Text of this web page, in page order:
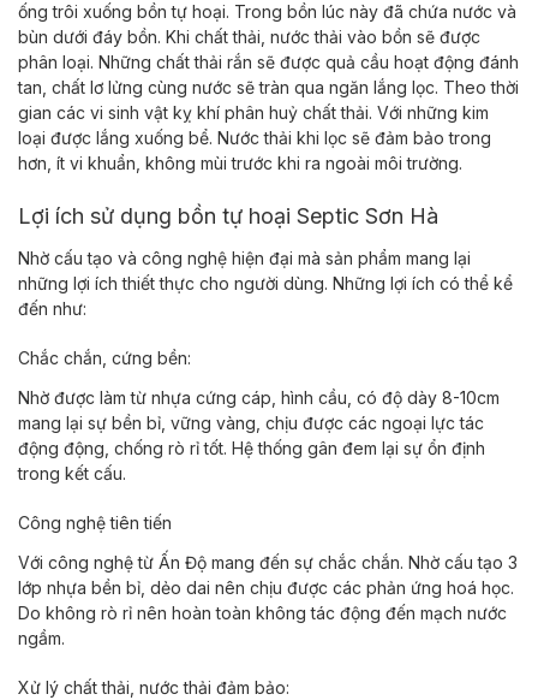
ống trôi xuống bồn tự hoại. Trong bồn lúc này đã chứa nước và
bùn dưới đáy bồn. Khi chất thải, nước thải vào bồn sẽ được
phân loại. Những chất thải rắn sẽ được quả cầu hoạt động đánh
tan, chất lơ lửng cùng nước sẽ tràn qua ngăn lắng lọc. Theo thời
gian các vi sinh vật kỵ khí phân huỷ chất thải. Với những kim
loại được lắng xuống bể. Nước thải khi lọc sẽ đảm bảo trong
hơn, ít vi khuẩn, không mùi trước khi ra ngoài môi trường.
Lợi ích sử dụng bồn tự hoại Septic Sơn Hà
Nhờ cấu tạo và công nghệ hiện đại mà sản phẩm mang lại
những lợi ích thiết thực cho người dùng. Những lợi ích có thể kể
đến như:
Chắc chắn, cứng bền:
Nhờ được làm từ nhựa cứng cáp, hình cầu, có độ dày 8-10cm
mang lại sự bền bỉ, vững vàng, chịu được các ngoại lực tác
động động, chống rò rỉ tốt. Hệ thống gân đem lại sự ổn định
trong kết cấu.
Công nghệ tiên tiến
Với công nghệ từ Ấn Độ mang đến sự chắc chắn. Nhờ cấu tạo 3
lớp nhựa bền bỉ, dẻo dai nên chịu được các phản ứng hoá học.
Do không rò rỉ nên hoàn toàn không tác động đến mạch nước
ngầm.
Xử lý chất thải, nước thải đảm bảo: